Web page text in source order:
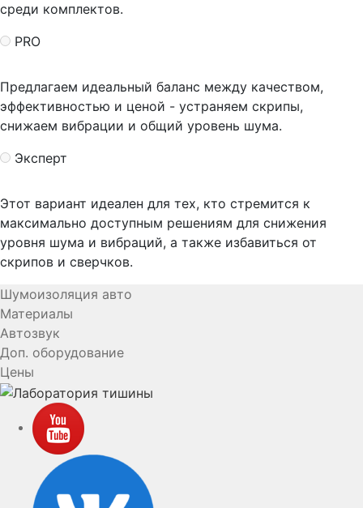
среди комплектов.
PRO
Предлагаем идеальный баланс между качеством,
эффективностью и ценой - устраняем скрипы,
снижаем вибрации и общий уровень шума.
Эксперт
Этот вариант идеален для тех, кто стремится к
максимально доступным решениям для снижения
уровня шума и вибраций, а также избавиться от
скрипов и сверчков.
Шумоизоляция авто
Материалы
Автозвук
Доп. оборудование
Цены